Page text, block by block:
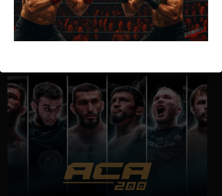
не запускается ни один бой, реклама есть, а когда
заканчивается начинается загрузка видео длиною в жизнь.
Исправьте пожалуйста